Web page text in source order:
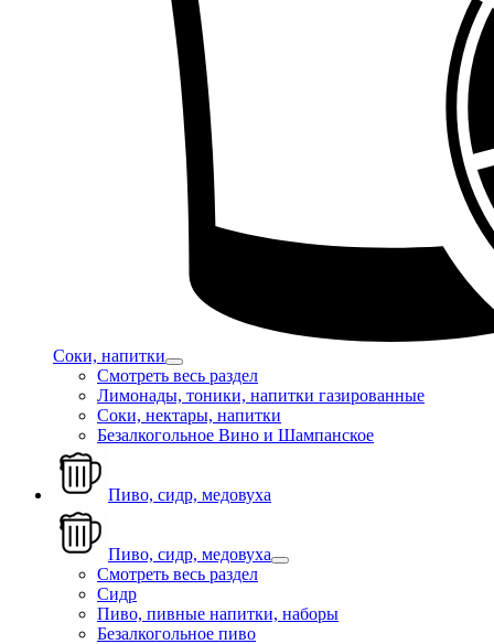
Соки, напитки
Смотреть весь раздел
Лимонады, тоники, напитки газированные
Соки, нектары, напитки
Безалкогольное Вино и Шампанское
Пиво, сидр, медовуха
Пиво, сидр, медовуха
Смотреть весь раздел
Сидр
Пиво, пивные напитки, наборы
Безалкогольное пиво